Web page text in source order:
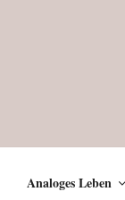
Analoges Leben